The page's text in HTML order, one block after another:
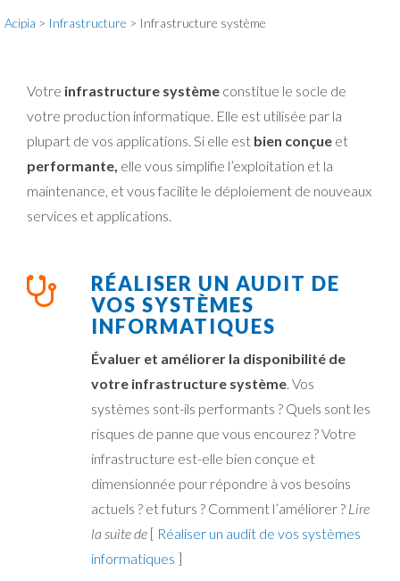
Acipia > Infrastructure > Infrastructure système
Votre infrastructure système constitue le socle de
votre production informatique. Elle est utilisée par la
plupart de vos applications. Si elle est bien conçue et
performante, elle vous simplifie l’exploitation et la
maintenance, et vous facilite le déploiement de nouveaux
services et applications.
RÉALISER UN AUDIT DE
VOS SYSTÈMES
INFORMATIQUES
Évaluer et améliorer la disponibilité de
votre infrastructure système. Vos
systèmes sont-ils performants ? Quels sont les
risques de panne que vous encourez ? Votre
infrastructure est-elle bien conçue et
dimensionnée pour répondre à vos besoins
actuels ? et futurs ? Comment l’améliorer ? Lire
la suite de [ Réaliser un audit de vos systèmes
informatiques ]